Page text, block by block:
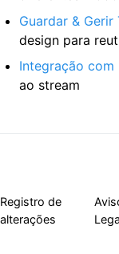
Guardar &
design para
Integração com
ao stream
Registro de
alterações